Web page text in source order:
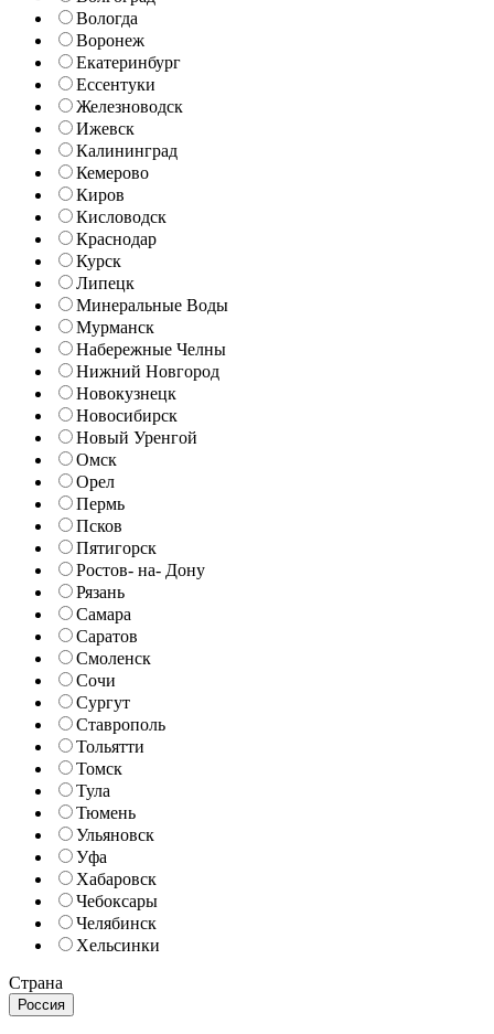
Вологда
Воронеж
Екатеринбург
Ессентуки
Железноводск
Ижевск
Калининград
Кемерово
Киров
Кисловодск
Краснодар
Курск
Липецк
Минеральные Воды
Мурманск
Набережные Челны
Нижний Новгород
Новокузнецк
Новосибирск
Новый Уренгой
Омск
Орел
Пермь
Псков
Пятигорск
Ростов- на- Дону
Рязань
Самара
Саратов
Смоленск
Сочи
Сургут
Ставрополь
Тольятти
Томск
Тула
Тюмень
Ульяновск
Уфа
Хабаровск
Чебоксары
Челябинск
Хельсинки
Страна
Россия